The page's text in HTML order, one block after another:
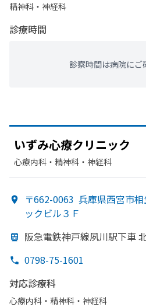
精神科・神経科
診療時間
診察時間は病院にご
いずみ心療クリニック
心療内科・​精神科・神経科
〒662-0063 兵庫県西宮市
ックビル３Ｆ
阪急電鉄神戸線夙川駅下車
0798-75-1601
対応診療科
心療内科・​精神科・神経科